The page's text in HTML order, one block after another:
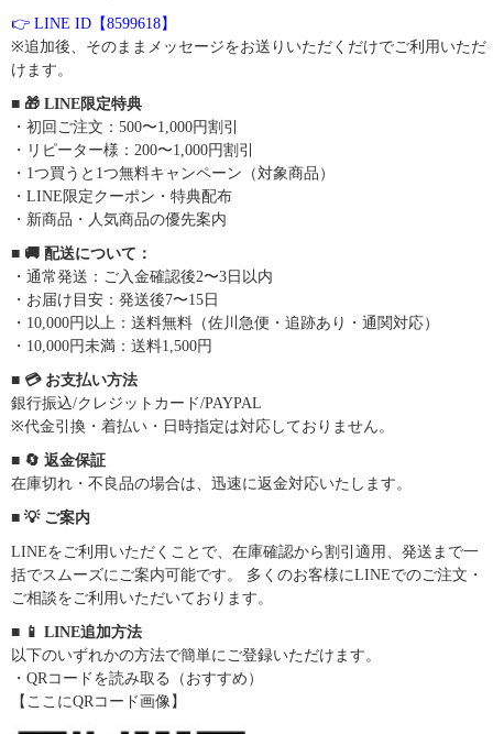
👉 LINE ID【8599618】
※追加後、そのままメッセージをお送りいただくだけでご利用いただ
けます。
■ 🎁 LINE限定特典
・初回ご注文：500〜1,000円割引
・リピーター様：200〜1,000円割引
・1つ買うと1つ無料キャンペーン（対象商品）
・LINE限定クーポン・特典配布
・新商品・人気商品の優先案内
■ 🚚 配送について：
・通常発送：ご入金確認後2〜3日以内
・お届け目安：発送後7〜15日
・10,000円以上：送料無料（佐川急便・追跡あり・通関対応）
・10,000円未満：送料1,500円
■ 💳 お支払い方法
銀行振込/クレジットカード/PAYPAL
※代金引換・着払い・日時指定は対応しておりません。
■ 🔄 返金保証
在庫切れ・不良品の場合は、迅速に返金対応いたします。
■ 💡 ご案内
LINEをご利用いただくことで、在庫確認から割引適用、発送まで一
括でスムーズにご案内可能です。 多くのお客様にLINEでのご注文・
ご相談をご利用いただいております。
■ 📱 LINE追加方法
以下のいずれかの方法で簡単にご登録いただけます。
・QRコードを読み取る（おすすめ）
【ここにQRコード画像】